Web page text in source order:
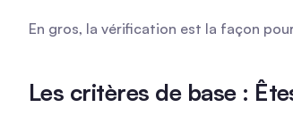
En gros, la vérification est la façon
Les critères de base :